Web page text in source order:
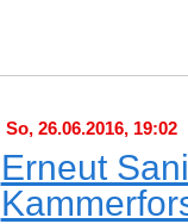
So, 26.06.2016, 19:02
Erneut